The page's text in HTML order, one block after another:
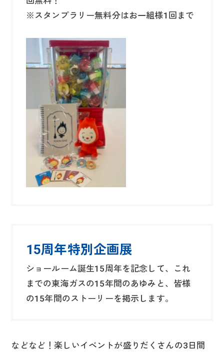
※スタンプラリー無料分はお一組様1回まで
15周年特別企画展
ショールーム誕生15周年を記念して、これ
までの東海ガスの15年間のあゆみと、皆様
の15年間のストーリーを掲示します。
などなど！楽しいイベントが盛りだくさんの3日間